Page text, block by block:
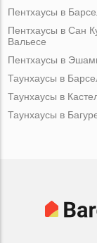
Пентхаусы в
Пентхаусы в Сан
Вальесе
Пентхаусы в
Таунхаусы в
Таунхаусы в
Таунхаусы в